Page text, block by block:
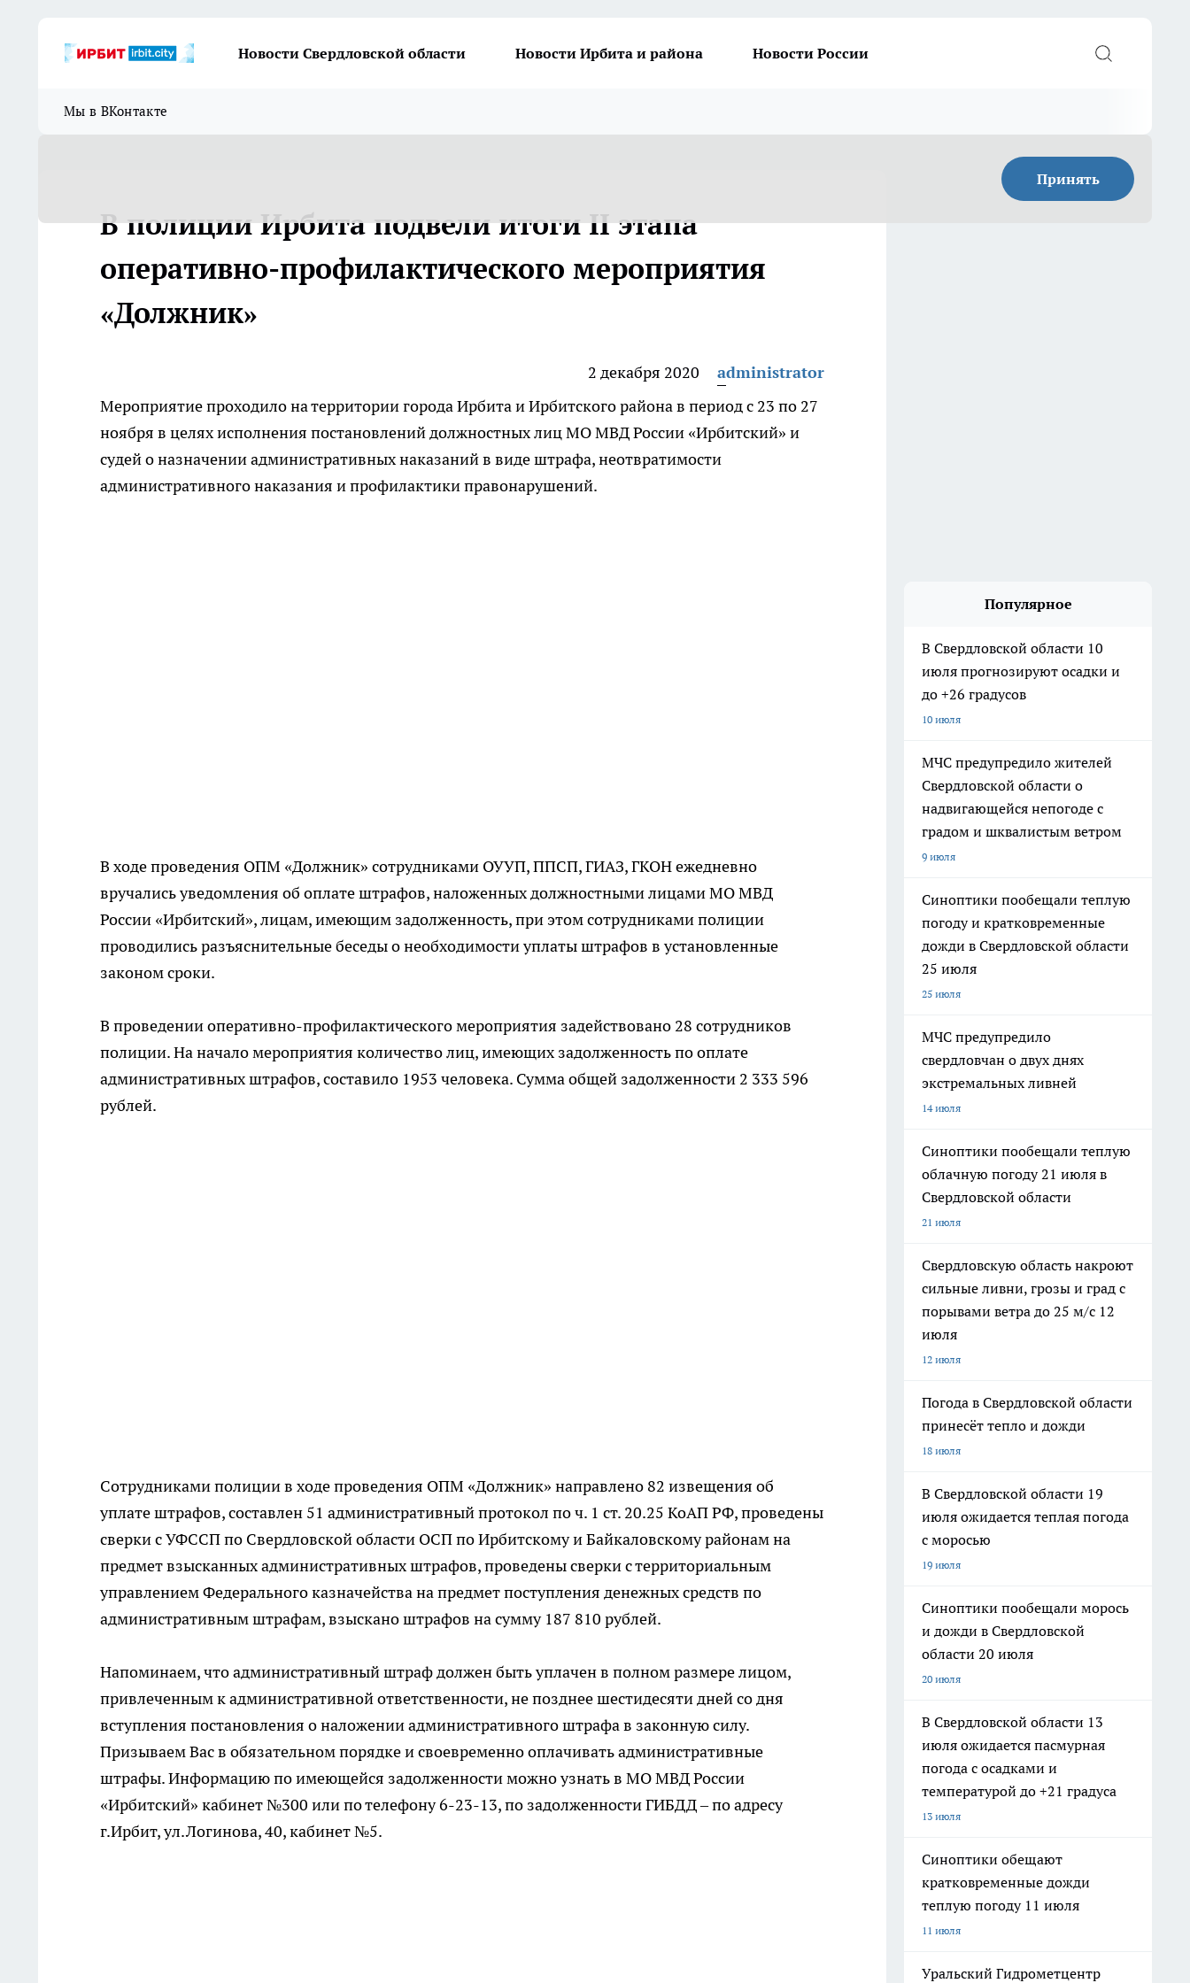
Новости Свердловской области Новости Ирбита и района Новости России
Мы в ВКонтакте
Принять
В полиции Ирбита подвели итоги II этапа
оперативно-профилактического мероприятия
«Должник»
2 декабря 2020
administrator
Мероприятие проходило на территории города Ирбита и Ирбитского района в период с 23 по 27
ноября в целях исполнения постановлений должностных лиц МО МВД России «Ирбитский» и
судей о назначении административных наказаний в виде штрафа, неотвратимости
административного наказания и профилактики правонарушений.
В ходе проведения ОПМ «Должник» сотрудниками ОУУП, ППСП, ГИАЗ, ГКОН ежедневно
вручались уведомления об оплате штрафов, наложенных должностными лицами МО МВД
России «Ирбитский», лицам, имеющим задолженность, при этом сотрудниками полиции
проводились разъяснительные беседы о необходимости уплаты штрафов в установленные
законом сроки.
В проведении оперативно-профилактического мероприятия задействовано 28 сотрудников
полиции. На начало мероприятия количество лиц, имеющих задолженность по оплате
административных штрафов, составило 1953 человека. Сумма общей задолженности 2 333 596
рублей.
Сотрудниками полиции в ходе проведения ОПМ «Должник» направлено 82 извещения об
уплате штрафов, составлен 51 административный протокол по ч. 1 ст. 20.25 КоАП РФ, проведены
сверки с УФССП по Свердловской области ОСП по Ирбитскому и Байкаловскому районам на
предмет взысканных административных штрафов, проведены сверки с территориальным
управлением Федерального казначейства на предмет поступления денежных средств по
административным штрафам, взыскано штрафов на сумму 187 810 рублей.
Напоминаем, что административный штраф должен быть уплачен в полном размере лицом,
привлеченным к административной ответственности, не позднее шестидесяти дней со дня
вступления постановления о наложении административного штрафа в законную силу.
Призываем Вас в обязательном порядке и своевременно оплачивать административные
штрафы. Информацию по имеющейся задолженности можно узнать в МО МВД России
«Ирбитский» кабинет №300 или по телефону 6-23-13, по задолженности ГИБДД – по адресу
г.Ирбит, ул.Логинова, 40, кабинет №5.
Популярное
В Свердловской области 10
июля прогнозируют осадки и
до +26 градусов
10 июля
МЧС предупредило жителей
Свердловской области о
надвигающейся непогоде с
градом и шквалистым ветром
9 июля
Синоптики пообещали теплую
погоду и кратковременные
дожди в Свердловской области
25 июля
25 июля
МЧС предупредило
свердловчан о двух днях
экстремальных ливней
14 июля
Синоптики пообещали теплую
облачную погоду 21 июля в
Свердловской области
21 июля
Свердловскую область накроют
сильные ливни, грозы и град с
порывами ветра до 25 м/с 12
июля
12 июля
Погода в Свердловской области
принесёт тепло и дожди
18 июля
В Свердловской области 19
июля ожидается теплая погода
с моросью
19 июля
Синоптики пообещали морось
и дожди в Свердловской
области 20 июля
20 июля
В Свердловской области 13
июля ожидается пасмурная
погода с осадками и
температурой до +21 градуса
13 июля
Синоптики обещают
кратковременные дожди
теплую погоду 11 июля
11 июля
Уральский Гидрометцентр